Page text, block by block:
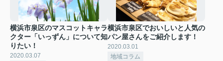
横浜市泉区のマスコットキャラ
クター「いっずん」について知
りたい！
2020.03.07
横浜市泉区でおいしいと人気の
パン屋さんをご紹介します！
2020.03.01
地域コラム